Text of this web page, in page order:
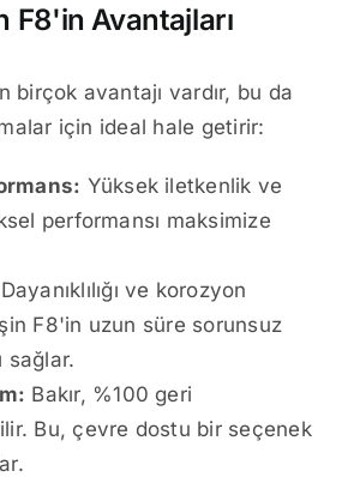
F8'in Avantajları
birçok avantajı vardır, bu da
için ideal hale getirir:
Yüksek iletkenlik ve
performansı maksimize
Dayanıklılığı ve korozyon
F8'in uzun süre sorunsuz
sağlar.
Bakır, %100 geri
Bu, çevre dostu bir seçenek